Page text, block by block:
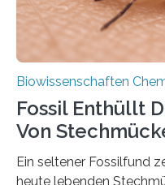
Biowissenschaften
Fossil Enthüllt
Von
Ein seltener Fossilfund
heute lebenden